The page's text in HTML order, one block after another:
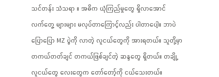
သင်တန်း သံသရာ ။ အဓိက ယုံကြည်မှုတွေ ရှိလာအောင်
လက်တွေ့ များများ မလုပ်တာကြောင့်လည်း ပါတာပေါ့။ ဘာပဲ
ပြောပြော MZ ပွဲကို လာတဲ့ လူငယ်တွေကို အားရတယ်။ သူတို့မှာ
တကယ်တတ်ချင် တကယ်ဖြစ်ချင်တဲ့ ဆန္ဒတွေ ရှိတယ်။ တချို့
လူငယ်တွေ လေးတွေက တော်တော့်ကို ငယ်သေးတယ်။